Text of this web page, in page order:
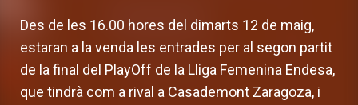
Des de les 16.00 hores del dimarts 12 de maig,
estaran a la venda les entrades per al segon partit
de la final del PlayOff de la Lliga Femenina Endesa,
que tindrà com a rival a Casademont Zaragoza, i